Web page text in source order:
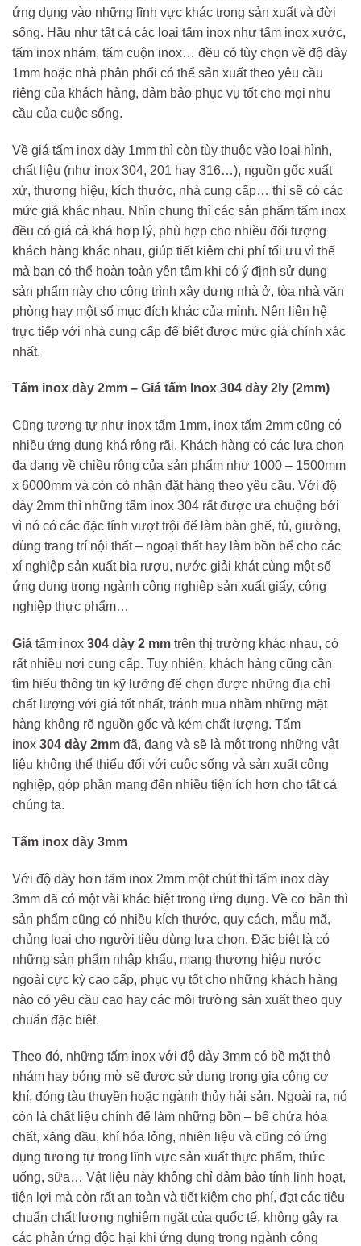
ứng dụng vào những lĩnh vực khác trong sản xuất và đời
sống. Hầu như tất cả các loại tấm inox như tấm inox xước,
tấm inox nhám, tấm cuộn inox… đều có tùy chọn về độ dày
1mm hoặc nhà phân phối có thể sản xuất theo yêu cầu
riêng của khách hàng, đảm bảo phục vụ tốt cho mọi nhu
cầu của cuộc sống.
Về giá tấm inox dày 1mm thì còn tùy thuộc vào loại hình,
chất liệu (như inox 304, 201 hay 316…), nguồn gốc xuất
xứ, thương hiệu, kích thước, nhà cung cấp… thì sẽ có các
mức giá khác nhau. Nhìn chung thì các sản phẩm tấm inox
đều có giá cả khá hợp lý, phù hợp cho nhiều đối tượng
khách hàng khác nhau, giúp tiết kiệm chi phí tối ưu vì thế
mà bạn có thể hoàn toàn yên tâm khi có ý định sử dụng
sản phẩm này cho công trình xây dựng nhà ở, tòa nhà văn
phòng hay một số mục đích khác của mình. Nên liên hệ
trực tiếp với nhà cung cấp để biết được mức giá chính xác
nhất.
Tấm inox dày 2mm – Giá tấm Inox 304 dày 2ly (2mm)
Cũng tương tự như inox tấm 1mm, inox tấm 2mm cũng có
nhiều ứng dụng khá rộng rãi. Khách hàng có các lựa chọn
đa dạng về chiều rộng của sản phẩm như 1000 – 1500mm
x 6000mm và còn có nhận đặt hàng theo yêu cầu. Với độ
dày 2mm thì những tấm inox 304 rất được ưa chuộng bởi
vì nó có các đặc tính vượt trội để làm bàn ghế, tủ, giường,
dùng trang trí nội thất – ngoại thất hay làm bồn bể cho các
xí nghiệp sản xuất bia rượu, nước giải khát cùng một số
ứng dụng trong ngành công nghiệp sản xuất giấy, công
nghiệp thực phẩm…
Giá tấm inox 304 dày 2 mm trên thị trường khác nhau, có
rất nhiều nơi cung cấp. Tuy nhiên, khách hàng cũng cần
tìm hiểu thông tin kỹ lưỡng để chọn được những địa chỉ
chất lượng với giá tốt nhất, tránh mua nhầm những mặt
hàng không rõ nguồn gốc và kém chất lượng. Tấm
inox 304 dày 2mm đã, đang và sẽ là một trong những vật
liệu không thể thiếu đối với cuộc sống và sản xuất công
nghiệp, góp phần mang đến nhiều tiện ích hơn cho tất cả
chúng ta.
Tấm inox dày 3mm
Với độ dày hơn tấm inox 2mm một chút thì tấm inox dày
3mm đã có một vài khác biệt trong ứng dụng. Về cơ bản thì
sản phẩm cũng có nhiều kích thước, quy cách, mẫu mã,
chủng loại cho người tiêu dùng lựa chọn. Đặc biệt là có
những sản phẩm nhập khẩu, mang thương hiệu nước
ngoài cực kỳ cao cấp, phục vụ tốt cho những khách hàng
nào có yêu cầu cao hay các môi trường sản xuất theo quy
chuẩn đặc biệt.
Theo đó, những tấm inox với độ dày 3mm có bề mặt thô
nhám hay bóng mờ sẽ được sử dụng trong gia công cơ
khí, đóng tàu thuyền hoặc ngành thủy hải sản. Ngoài ra, nó
còn là chất liệu chính để làm những bồn – bể chứa hóa
chất, xăng dầu, khí hóa lỏng, nhiên liệu và cũng có ứng
dụng tương tự trong lĩnh vực sản xuất thực phẩm, thức
uống, sữa… Vật liệu này không chỉ đảm bảo tính linh hoạt,
tiện lợi mà còn rất an toàn và tiết kiệm cho phí, đạt các tiêu
chuẩn chất lượng nghiêm ngặt của quốc tế, không gây ra
các phản ứng độc hại khi ứng dụng trong ngành công